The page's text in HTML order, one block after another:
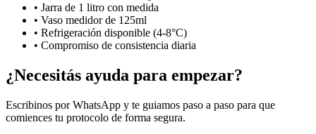
• Jarra de 1 litro con medida
• Vaso medidor de 125ml
• Refrigeración disponible (4-8°C)
• Compromiso de consistencia diaria
¿Necesitás ayuda para empezar?
Escribinos por WhatsApp y te guiamos paso a paso para que
comiences tu protocolo de forma segura.